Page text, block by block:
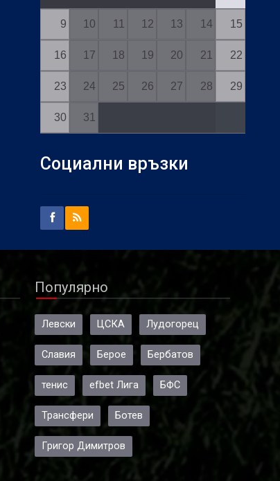
9 10 11 12 13 14 15
16 17 18 19 20 21 22
23 24 25 26 27 28 29
30 31
Социални връзки
Популярно
Левски ЦСКА Лудогорец
Славия Берое Бербатов
тенис efbet Лига БФС
Трансфери Ботев
Григор Димитров